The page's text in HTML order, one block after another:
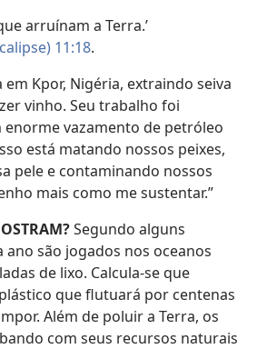
arruínam a Terra.’
11:18.
em Kpor, Nigéria, extraindo seiva
vinho. Seu trabalho foi
vazamento de petróleo
está matando nossos peixes,
pele e contaminando nossos
mais como me sustentar.”
Segundo alguns
ano são jogados nos oceanos
de lixo. Calcula-se que
que flutuará por centenas
Além de poluir a Terra, os
com seus recursos naturais